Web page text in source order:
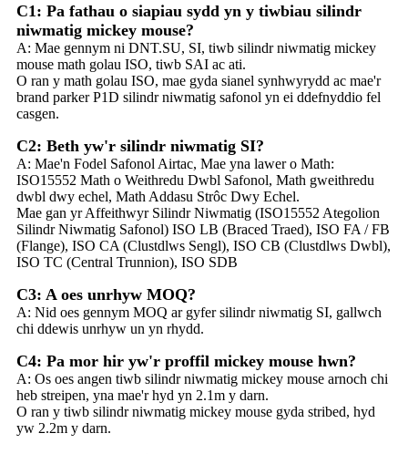
C1: Pa fathau o siapiau sydd yn y tiwbiau silindr
niwmatig mickey mouse?
A: Mae gennym ni DNT.SU, SI, tiwb silindr niwmatig mickey
mouse math golau ISO, tiwb SAI ac ati.
O ran y math golau ISO, mae gyda sianel synhwyrydd ac mae'r
brand parker P1D silindr niwmatig safonol yn ei ddefnyddio fel
casgen.
C2: Beth yw'r silindr niwmatig SI?
A: Mae'n Fodel Safonol Airtac, Mae yna lawer o Math:
ISO15552 Math o Weithredu Dwbl Safonol, Math gweithredu
dwbl dwy echel, Math Addasu Strôc Dwy Echel.
Mae gan yr Affeithwyr Silindr Niwmatig (ISO15552 Ategolion
Silindr Niwmatig Safonol) ISO LB (Braced Traed), ISO FA / FB
(Flange), ISO CA (Clustdlws Sengl), ISO CB (Clustdlws Dwbl),
ISO TC (Central Trunnion), ISO SDB
C3: A oes unrhyw MOQ?
A: Nid oes gennym MOQ ar gyfer silindr niwmatig SI, gallwch
chi ddewis unrhyw un yn rhydd.
C4: Pa mor hir yw'r proffil mickey mouse hwn?
A: Os oes angen tiwb silindr niwmatig mickey mouse arnoch chi
heb streipen, yna mae'r hyd yn 2.1m y darn.
O ran y tiwb silindr niwmatig mickey mouse gyda stribed, hyd
yw 2.2m y darn.